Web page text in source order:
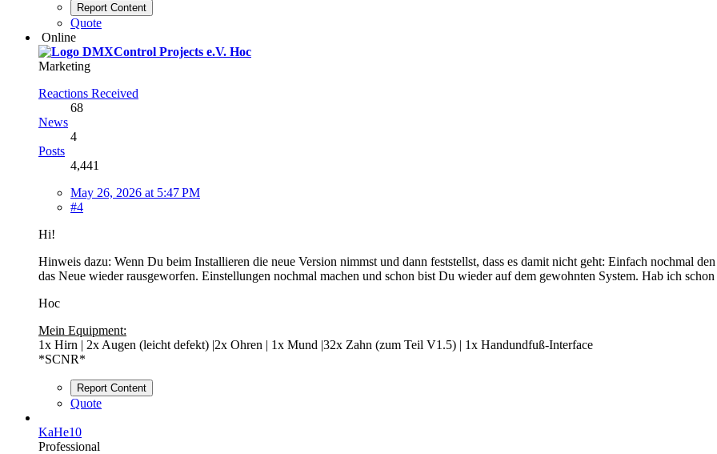
Report Content
Quote
Online
Hoc
Marketing
Reactions Received
68
News
4
Posts
4,441
May 26, 2026 at 5:47 PM
#4
Hi!
Hinweis dazu: Wenn Du beim Installieren die neue Version nimmst und dann feststellst, dass es damit nicht geht: Einfach nochmal
das Neue wieder rausgeworfen. Einstellungen nochmal machen und schon bist Du wieder auf dem gewohnten System. Hab ich
Hoc
Mein Equipment:
1x Hirn | 2x Augen (leicht defekt) |2x Ohren | 1x Mund |32x Zahn (zum Teil V1.5) | 1x Handundfuß-Interface
*SCNR*
Report Content
Quote
KaHe10
Professional